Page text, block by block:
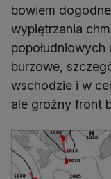
bowiem
wypiętrzania
burzowe,
wschodzie i w
ale groźny front